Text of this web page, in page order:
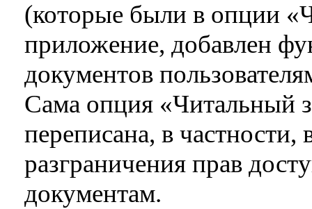
(которые были в опции
приложение, добавлен
документов
Сама опция «Читальный
переписана, в
разграничения прав
документам.